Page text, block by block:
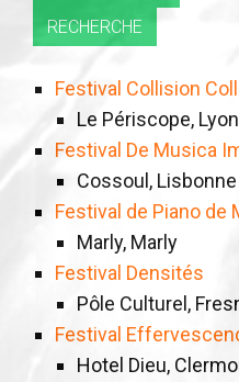
RECHERCHE
Festival Collision
Le Périscope, Lyon
Festival De Musica
Cossoul, Lisbonne
Festival de Piano de
Marly, Marly
Festival Densités
Pôle Culturel,
Festival
Hotel Dieu,